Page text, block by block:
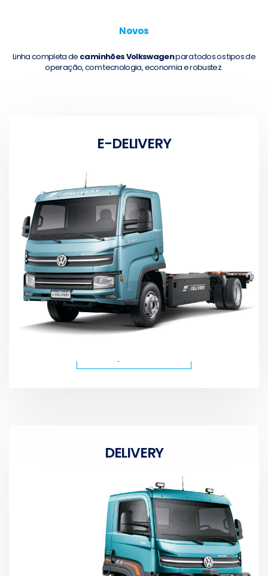
Novos
Linha completa de caminhões Volkswagenpara todos os tipos de
operação, com tecnologia, economia e robustez.
E-DELIVERY
DELIVERY